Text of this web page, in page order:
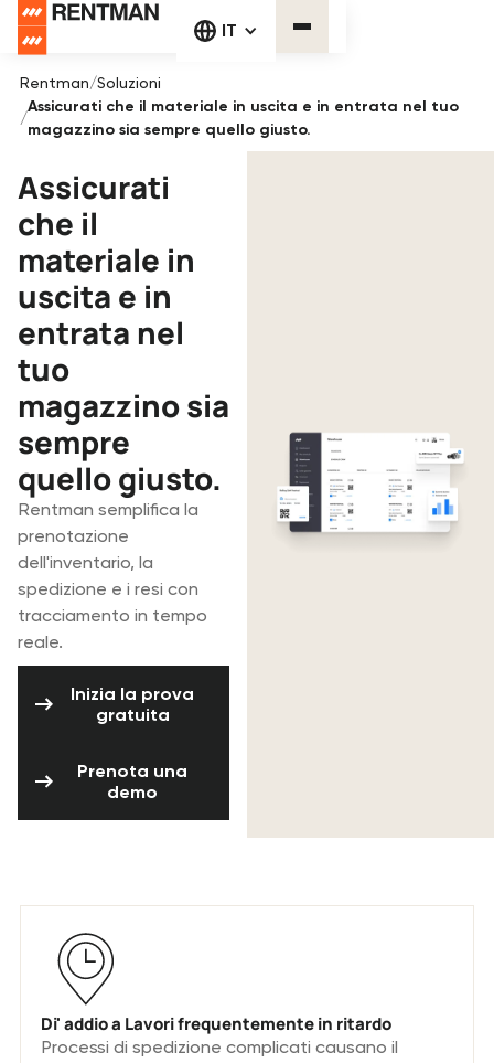
IT
Rentman/Soluzioni
/
Assicurati che il materiale in uscita e in entrata nel tuo
magazzino sia sempre quello giusto.
Assicurati
che il
materiale in
uscita e in
entrata nel
tuo
magazzino sia
sempre
quello giusto.
Rentman semplifica la
prenotazione
dell'inventario, la
spedizione e i resi con
tracciamento in tempo
reale.
Inizia la prova
gratuita
Prenota una
demo
Di' addio a Lavori frequentemente in ritardo
Processi di spedizione complicati causano il